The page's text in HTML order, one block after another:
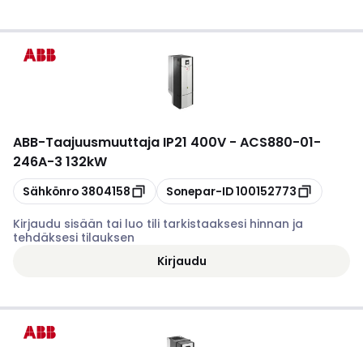
ABB-Taajuusmuuttaja IP21 400V - ACS880-01-
246A-3 132kW
Kopioi
Sähkönro 3804158 Kopioi
Sonepar-ID100152773
Kirjaudu sisään tai luo tili tarkistaaksesi hinnan ja
tehdäksesi tilauksen
Kirjaudu